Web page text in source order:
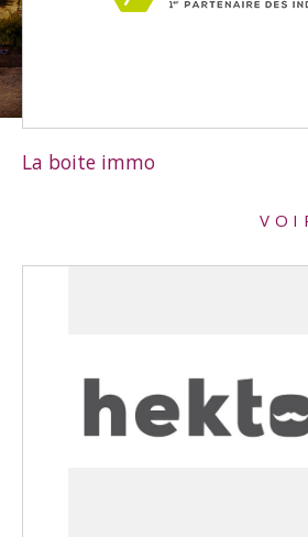
La boite immo
Référence
AFFINER LES
TERRASSE PARKING